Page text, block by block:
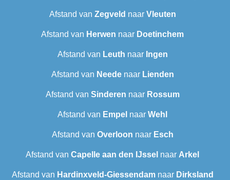
Afstand van Zegveld naar Vleuten
Afstand van Herwen naar Doetinchem
Afstand van Leuth naar Ingen
Afstand van Needenaar Lienden
Afstand van Sinderen naar Rossum
Afstand van Empel naar Wehl
Afstand van Overloon naar Esch
Afstand van Capelle aan den IJssel naar Arkel
Afstand van Hardinxveld-Giessendamnaar Dirksland